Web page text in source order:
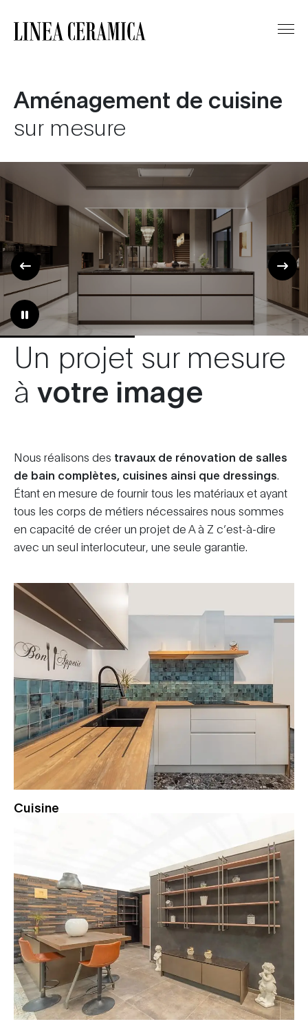
Aménagement de cuisine
sur mesure
Un projet sur mesure
à votre image
Nous réalisons des travaux de rénovation de salles
de bain complètes, cuisines ainsi que dressings
Étant en mesure de fournir tous les matériaux et ayant
tous les corps de métiers nécessaires nous sommes
en capacité de créer un projet de A à Z c’est-à-dire
avec un seul interlocuteur, une seule garantie.
Cuisine